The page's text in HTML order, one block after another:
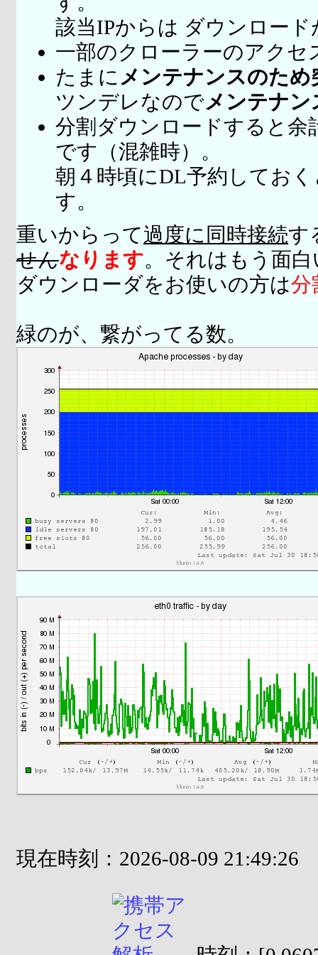
該当IPからは ダウンロー
一部のクローラーのアクセ
たまに メンテナンスのため
ツンデレなのでメンテナ
分割ダウンロードすると余
です（混雑時）。
朝４時頃にDL予約してお
す。
重いからって過度に同時接続す
せんなります。それはもう面
ダウンローダをお使いの方は分
緑のが、繋がってる数。
現在時刻：2026-08-09 21:49:26